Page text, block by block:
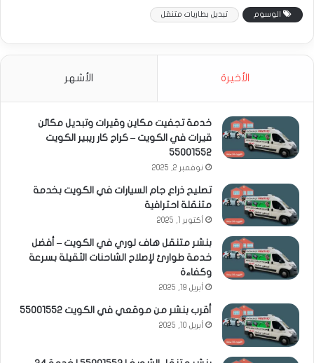
الوسوم تبديل بطاريات متنقل
الأخيرة الأشهر
خدمة تجفيت مكاين وقيرات وتبديل مكائن
قيرات في الكويت – كراج كار ريبير الكويت
55001552
نوفمبر 2, 2025
تصليح ذراع جام السيارات في الكويت بخدمة
متنقلة احترافية
أكتوبر 1, 2025
بنشر متنقل هاف لوري في الكويت – أفضل
خدمة طوارئ لإصلاح الشاحنات الثقيلة بسرعة
وكفاءة
أبريل 19, 2025
أقرب بنشر من موقعي في الكويت 55001552
أبريل 10, 2025